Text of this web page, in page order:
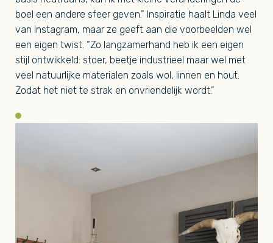
boel een andere sfeer geven.” Inspiratie haalt Linda veel
van Instagram, maar ze geeft aan die voorbeelden wel
een eigen twist. “Zo langzamerhand heb ik een eigen
stijl ontwikkeld: stoer, beetje industrieel maar wel met
veel natuurlijke materialen zoals wol, linnen en hout.
Zodat het niet te strak en onvriendelijk wordt.”